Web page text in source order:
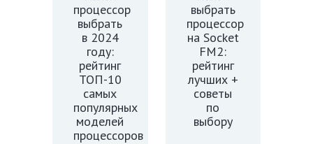
процессор
выбрать
в 2024
году:
рейтинг
ТОП-10
самых
популярных
моделей
процессоров
выбрать
процессор
на Socket
FM2:
рейтинг
лучших +
советы
по
выбору